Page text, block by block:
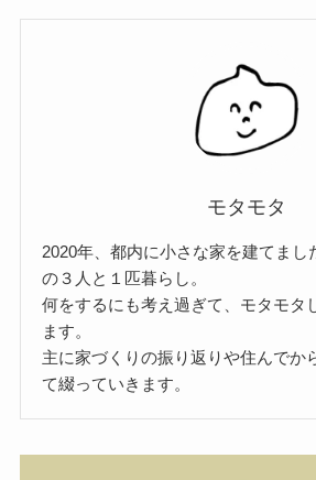
モタモタ
2020年、都内に小さな家を建てまし
の３人と１匹暮らし。
何をするにも考え過ぎて、モタモタ
ます。
主に家づくりの振り返りや住んでか
て綴っていきます。